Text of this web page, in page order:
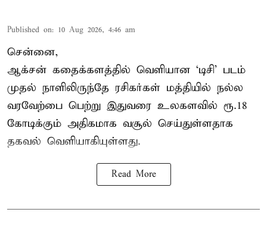
Published on: 10 Aug 2026, 4:46 am
சென்னை,
ஆக்சன் கதைக்களத்தில் வெளியான ‘டிசி’ படம்
முதல் நாளிலிருந்தே ரசிகர்கள் மத்தியில் நல்ல
வரவேற்பை பெற்று இதுவரை உலகளவில் ரூ.18
கோடிக்கும் அதிகமாக வசூல் செய்துள்ளதாக
தகவல் வெளியாகியுள்ளது.
Read More